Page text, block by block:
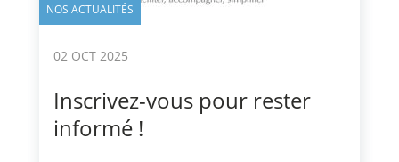
NOS ACTUALITÉS
02 OCT 2025
Inscrivez-vous pour rester
informé !